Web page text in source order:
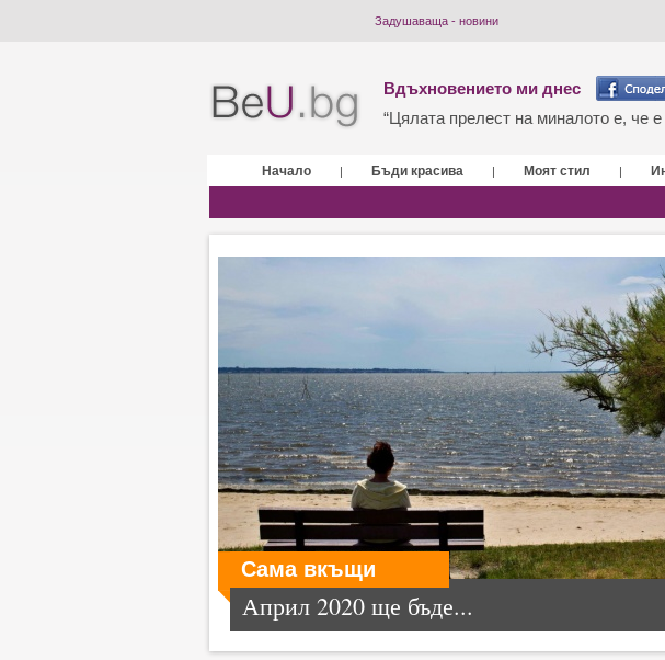
Задушаваща - новини
Вдъхновението ми днес
“Цялата прелест на миналото е, че
Начало | Бъди красива | Моят стил |
Сама вкъщи
Април 2020 ще бъде...